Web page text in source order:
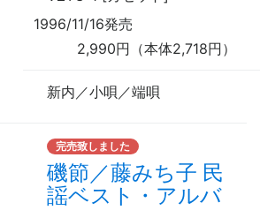
1996/11/16発売
2,990円（本体2,718円）
新内／小唄／端唄
完売致しました
磯節／藤みち子 民
謡ベスト・アルバ